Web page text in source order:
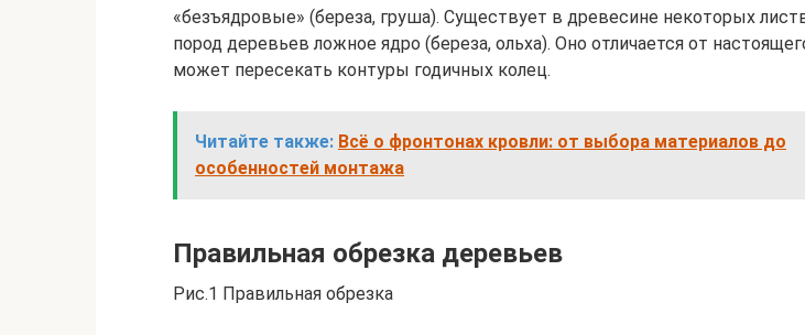
«безъядровые» (береза, груша). Существует в древесине некоторых
пород деревьев ложное ядро (береза, ольха). Оно отличается от
может пересекать контуры годичных колец.
Читайте также: Всё о фронтонах кровли: от выбора материалов до
особенностей монтажа
Правильная обрезка деревьев
Рис.1 Правильная обрезка